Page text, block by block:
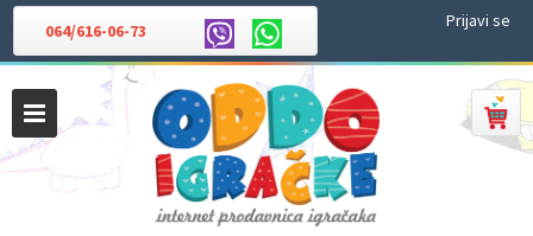
064/616-06-73 Prijavi se